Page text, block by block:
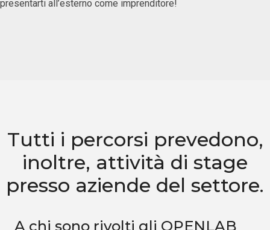
presentarti all’esterno come imprenditore!
Tutti i percorsi prevedono,
inoltre, attività di stage
presso aziende del settore.
A chi sono rivolti gli OPENLAB